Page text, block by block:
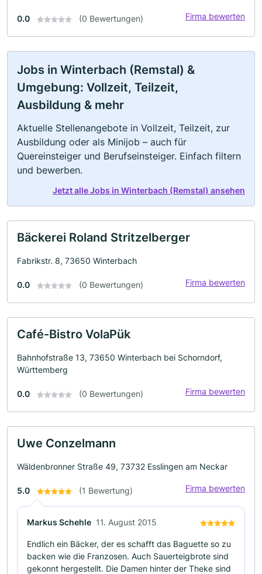
0.0 (0 Bewertungen) Firma bewerten
Jobs in Winterbach (Remstal) &
Umgebung: Vollzeit, Teilzeit,
Ausbildung & mehr
Aktuelle Stellenangebote in Vollzeit, Teilzeit, zur
Ausbildung oder als Minijob – auch für
Quereinsteiger und Berufseinsteiger. Einfach filtern
und bewerben.
Jetzt alle Jobs in Winterbach (Remstal) ansehen
Bäckerei Roland Stritzelberger
Fabrikstr. 8, 73650 Winterbach
0.0 (0 Bewertungen) Firma bewerten
Café-Bistro VolaPük
Bahnhofstraße 13, 73650 Winterbach bei Schorndorf,
Württemberg
0.0 (0 Bewertungen) Firma bewerten
Uwe Conzelmann
Wäldenbronner Straße 49, 73732 Esslingen am Neckar
5.0 (1 Bewertung) Firma bewerten
Markus Schehle 11. August 2015
Endlich ein Bäcker, der es schafft das Baguette so zu
backen wie die Franzosen. Auch Sauerteigbrote sind
gekonnt hergestellt. Die Damen hinter der Theke sind